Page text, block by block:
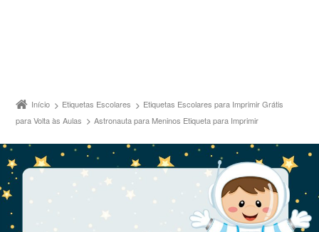
Início Etiquetas Escolares
Etiquetas Escolares para Imprimir Grátis
para Volta às Aulas
Astronauta para Meninos Etiqueta para Imprimir